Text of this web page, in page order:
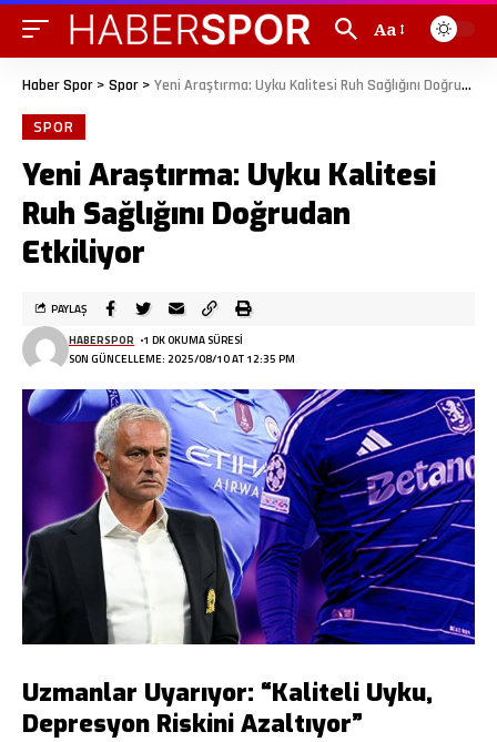
Aa
Haber Spor > Spor > Yeni Araştırma: Uyku Kalitesi Ruh Sağlığını Doğrudan Etkiliyor
SPOR
Yeni Araştırma: Uyku Kalitesi
Ruh Sağlığını Doğrudan
Etkiliyor
SON GÜNCELLEME: 2025/08/10 AT 12:35 PM
HABERSPOR 1 DK OKUMA SÜRESI
PAYLAŞ
Uzmanlar Uyarıyor: “Kaliteli Uyku,
Depresyon Riskini Azaltıyor”